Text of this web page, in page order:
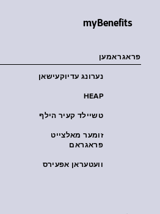
myBenefits
פראגראמען
נערונג עדיוקעישאן
HEAP
טשיילד קעיר הילף
זומער מאלצייט
פראגראם
וועטעראן אפעירס